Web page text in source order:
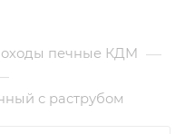
печные КДМ —
с раструбом